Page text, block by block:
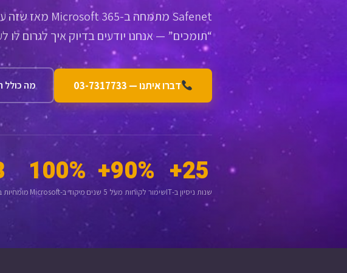
“תומכים” — אנחנו יודעים בדיוק איך לגרום לו
דברו איתנו — 03-7317733 מה כולל
25+
שנות ניסיון ב-IT
90%+
שימור לקוחות מעל 5 שנים
100%
מיקוד ב-Microsoft מומחיות